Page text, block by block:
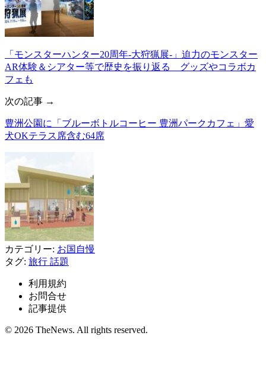
「モンスターハンター20周年-大狩猟展-」迫力のモンスター
AR体験＆シアター等で歴史を振り返る グッズやコラボカ
フェも
次の記事 →
豊洲公園に「ブルーボトルコーヒー 豊洲パークカフェ」愛
犬OKテラス席含む64席
カテゴリー: お国自慢
タグ: 旅行 話題
利用規約
お問合せ
記事提供
© 2026 TheNews. All rights reserved.